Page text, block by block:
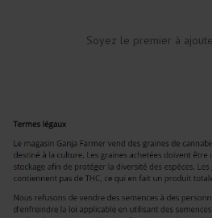
Soyez le premier à